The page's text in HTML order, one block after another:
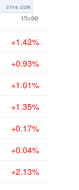
+1.42%
+0.93%
+1.01%
+1.35%
+0.17%
+0.04%
+2.13%